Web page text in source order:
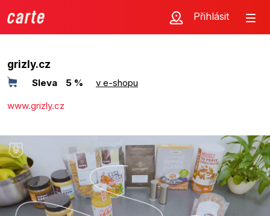
Přihlásit
grizly.cz
Sleva 5 %
v e-shopu
www.grizly.cz